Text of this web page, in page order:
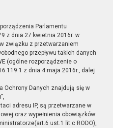
Parlamentu
z dnia 27 kwietnia 2016r. w
związku z przetwarzaniem
przepływu takich danych
(ogólne rozporządzenie o
z dnia 4 maja 2016r., dalej
Ochrony Danych znajdują się w
adresu IP, są przetwarzane w
oraz wypełnienia obowiązków
ust.1 lit.c RODO),